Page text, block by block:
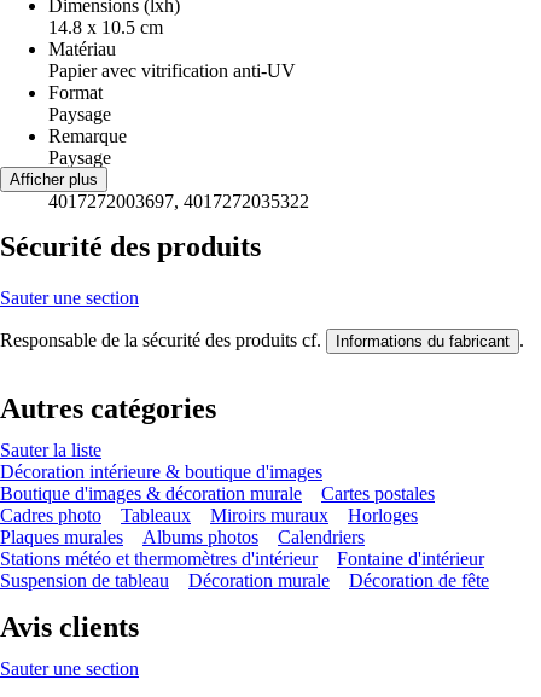
Dimensions (lxh)
14.8 x 10.5 cm
Matériau
Papier avec vitrification anti-UV
Format
Paysage
Remarque
Paysage
EAN
4017272003697, 4017272035322
Afficher plus
Sécurité des produits
Sauter une section
Responsable de la sécurité des produits cf. Informations du fabricant .
Autres catégories
Sauter la liste
Décoration intérieure & boutique d'images
Boutique d'images & décoration murale
Cartes postales
Cadres photo
Tableaux Miroirs muraux
Horloges
Plaques murales
Albums photos
Calendriers
Stations météo et thermomètres d'intérieur
Fontaine d'intérieur
Suspension de tableau
Décoration murale Décoration de fête
Avis clients
Sauter une section